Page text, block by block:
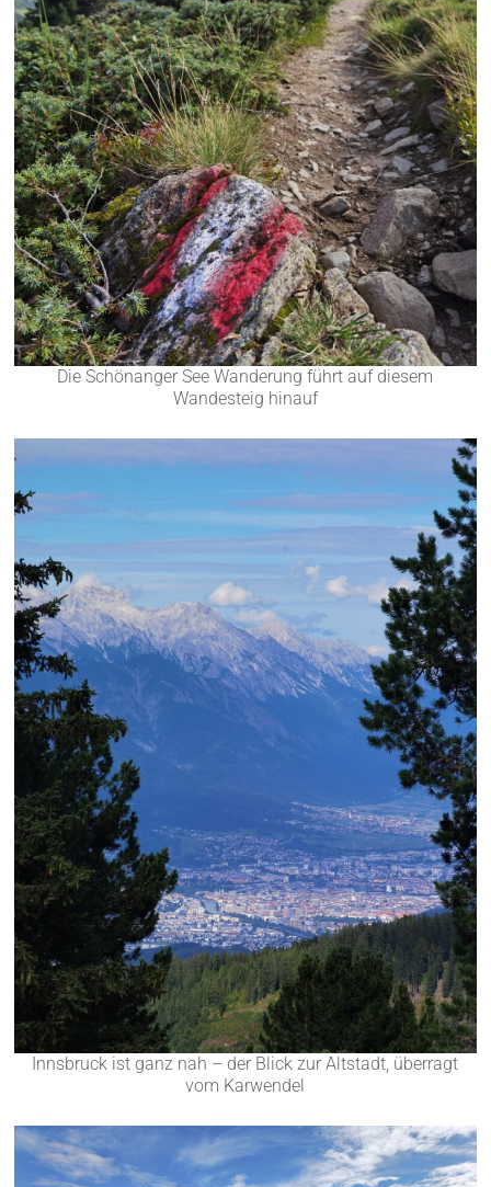
Die Schönanger See Wanderung führt auf diesem
Wandesteig hinauf
Innsbruck ist ganz nah – der Blick zur Altstadt, überragt
vom Karwendel